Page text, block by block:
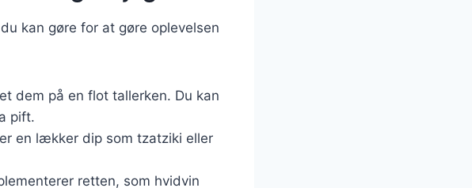
kan gøre for at gøre oplevelsen
dem på en flot tallerken. Du kan
pift.
en lækker dip som tzatziki eller
retten, som hvidvin